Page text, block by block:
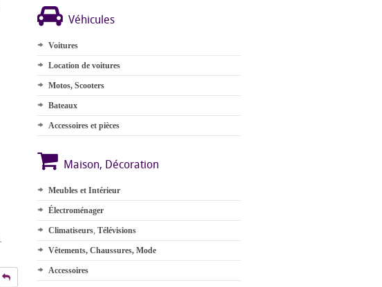
Véhicules
Voitures
Location de voitures
Motos, Scooters
Bateaux
Accessoires et pièces
Maison, Décoration
Meubles et Intérieur
Électroménager
Climatiseurs, Télévisions
Vêtements, Chaussures, Mode
Accessoires